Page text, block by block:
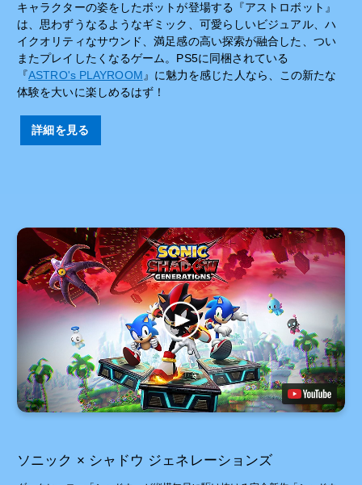
キャラクターの姿をしたボットが登場する『アストロボット』
は、思わずうなるようなギミック、可愛らしいビジュアル、ハ
イクオリティなサウンド、満足感の高い探索が融合した、つい
またプレイしたくなるゲーム。PS5に同梱されている
『ASTRO's PLAYROOM』に魅力を感じた人なら、この新たな
体験を大いに楽しめるはず！
詳細を見る
ソニック × シャドウ ジェネレーションズ